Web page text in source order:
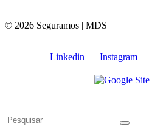
© 2026 Seguramos | MDS
Linkedin Instagram